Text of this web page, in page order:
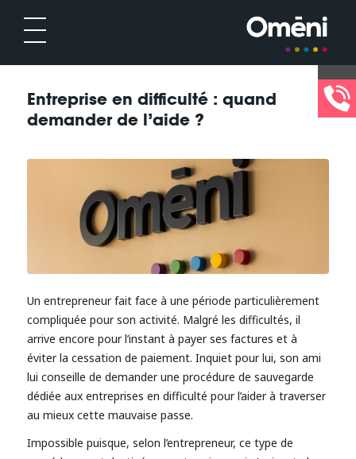
Entreprise en difficulté : quand
demander de l’aide ?
Un entrepreneur fait face à une période particulièrement
compliquée pour son activité. Malgré les difficultés, il
arrive encore pour l’instant à payer ses factures et à
éviter la cessation de paiement. Inquiet pour lui, son ami
lui conseille de demander une procédure de sauvegarde
dédiée aux entreprises en difficulté pour l’aider à traverser
au mieux cette mauvaise passe.
Impossible puisque, selon l’entrepreneur, ce type de